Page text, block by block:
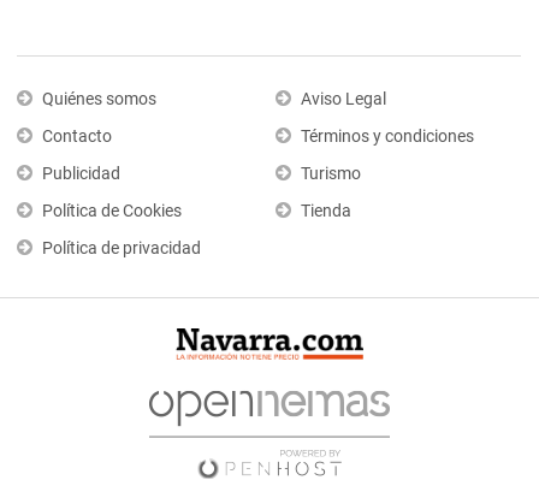
Quiénes somos
Contacto
Publicidad
Política de Cookies
Política de privacidad
Aviso Legal
Términos y condiciones
Turismo
Tienda